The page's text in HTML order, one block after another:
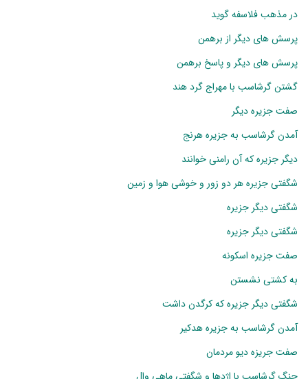
در مذهب فلاسفه گوید
پرسش های دیگر از برهمن
پرسش های دیگر و پاسخ برهمن
گشتن گرشاسب با مهراج گرد هند
صفت جزیره دیگر
آمدن گرشاسب به جزیره هرنج
دیگر جزیره که آن رامنی خوانند
شگفتی جزیره هر دو زور و خوشی هوا و زمین
شگفتی دیگر جزیره
شگفتی دیگر جزیره
صفت جزیره اسکونه
به کشتی نشستن
شگفتی دیگر جزیره که کرگدن داشت
آمدن گرشاسب به جزیره هدکیر
صفت جریزه دیو مردمان